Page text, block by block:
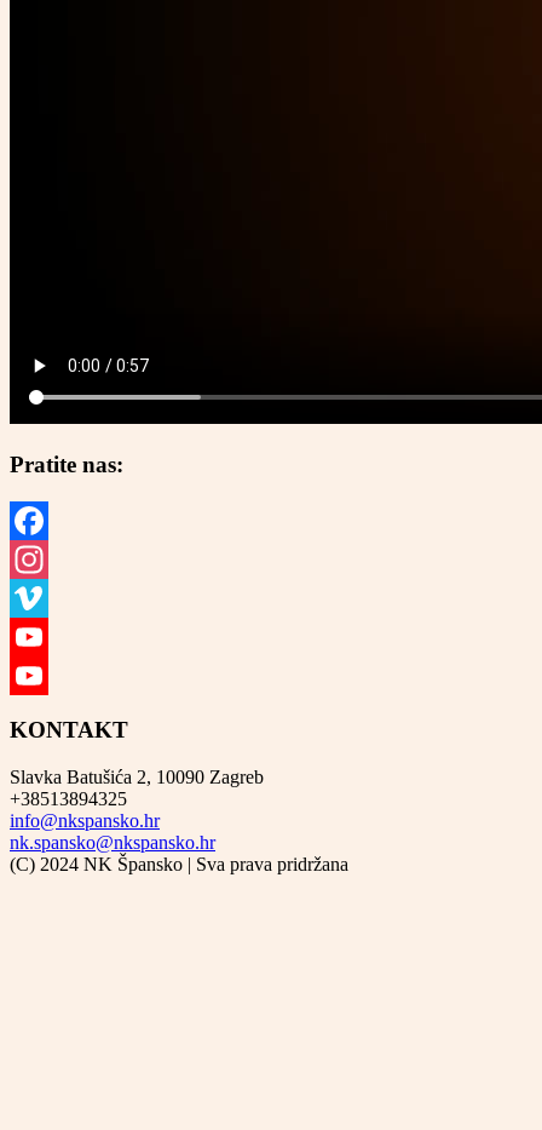
Pratite nas:
Facebook
Instagram
Vimeo
YouTube
KONTAKT
Slavka Batušića 2, 10090 Zagreb
+38513894325
info@nkspansko.hr
nk.spansko@nkspansko.hr
(C) 2024 NK Špansko | Sva prava pridržana